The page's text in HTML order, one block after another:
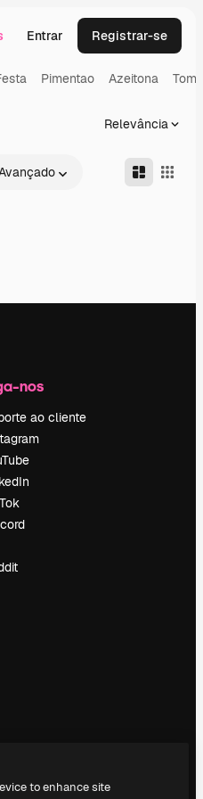
Entrar Registrar-se
Pimentao Azeitona
Relevância
nos
ao cliente
to enhance site